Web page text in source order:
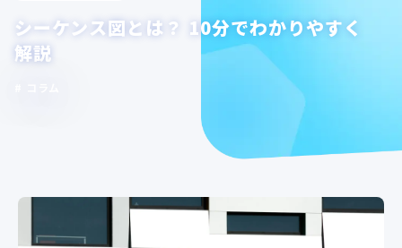
シーケンス図とは？ 10分でわかりやすく
解説